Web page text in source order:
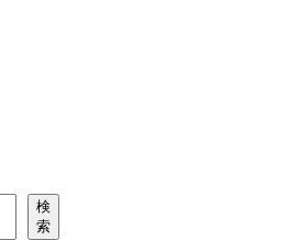
検
索